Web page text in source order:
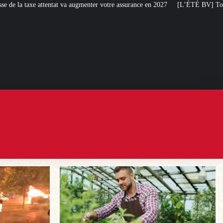
assurance en 2027 [L’ÉTÉ BV] Toujours plus de taxes : la France